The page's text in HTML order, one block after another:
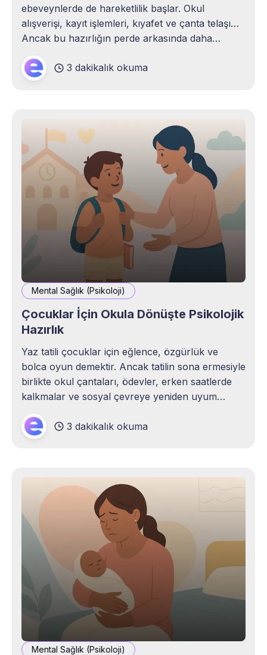
ebeveynlerde de hareketlilik başlar. Okul
alışverişi, kayıt işlemleri, kıyafet ve çanta telaşı…
Ancak bu hazırlığın perde arkasında daha
“Acaba bu yıl nasıl geçecek?” sorusuyla
başlayan iç konuşmalar, zamanla “Yeterince
3 dakikalık okuma
Mental Sağlık (Psikoloji)
Çocuklar İçin Okula Dönüşte Psikolojik
Hazırlık
Yaz tatili çocuklar için eğlence, özgürlük ve
bolca oyun demektir. Ancak tatilin sona ermesiyle
birlikte okul çantaları, ödevler, erken saatlerde
kalkmalar ve sosyal çevreye yeniden uyum
olmayabilir. Tatil modundan okul düzenine
geçerken çocuklar kaygı, huzursuzluk, isteksizlik
3 dakikalık okuma
Mental Sağlık (Psikoloji)